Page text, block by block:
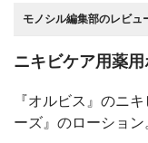
モノシル編集部のレビュ
ニキビケア用薬用
『オルビス』のニ
ーズ』のローション